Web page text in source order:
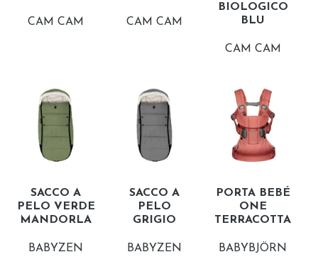
CAM CAM CAM CAM
BIOLOGICO
BLU
CAM CAM
SACCO A
PELO VERDE
MANDORLA
BABYZEN
SACCO A
PELO
GRIGIO
BABYZEN
PORTA BEBÉ
ONE
TERRACOTTA
BABYBJÖRN